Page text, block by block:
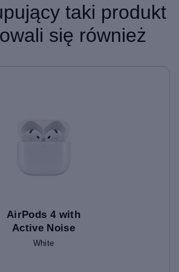
taki produkt
się również
AirPods 4 with
Active Noise
Cancellation
White